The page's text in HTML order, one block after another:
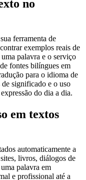
no
ferramenta de
exemplos reais de
palavra e o serviço
fontes bilíngues em
para o idioma de
de significado e o uso
do dia a dia.
em textos
automaticamente a
livros, diálogos de
palavra em
e profissional até a